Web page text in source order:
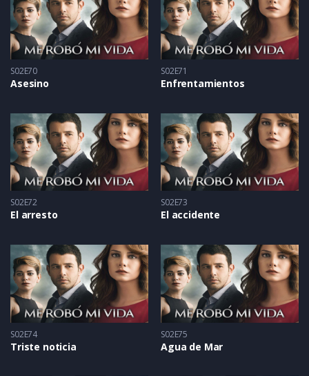
S02E70
Asesino
S02E71
Enfrentamientos
S02E72
El arresto
S02E73
El accidente
S02E74
Triste noticia
S02E75
Agua de Mar